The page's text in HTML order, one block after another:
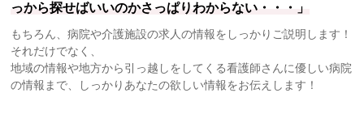
っから探せばいいのかさっぱりわからない・・・」
もちろん、病院や介護施設の求人の情報をしっかりご説明します！
それだけでなく、
地域の情報や地方から引っ越しをしてくる看護師さんに優しい病院
の情報まで、しっかりあなたの欲しい情報をお伝えします！